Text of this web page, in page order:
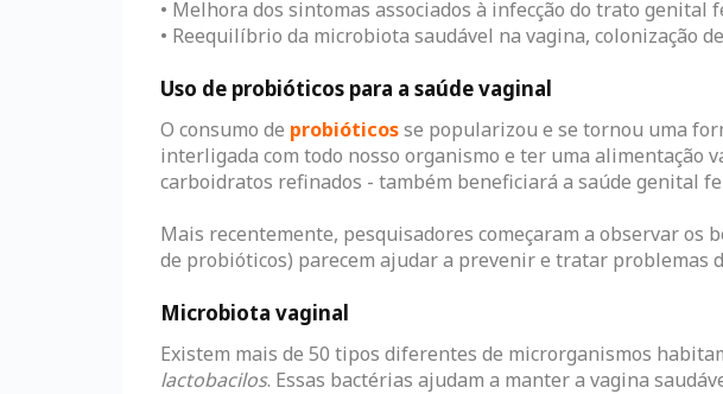
• Melhora dos sintomas associados à infecção do trato genital
• Reequilíbrio da microbiota saudável na vagina, colonização
Uso de probióticos para a saúde vaginal
O consumo de probióticosse popularizou e se tornou uma
interligada com todo nosso organismo e ter uma alimentação
carboidratos refinados - também beneficiará a saúde genital
Mais recentemente, pesquisadores começaram a observar
de probióticos) parecem ajudar a prevenir e tratar problemas
Microbiota vaginal
Existem mais de 50 tipos diferentes de microrganismos
lactobacilos. Essas bactérias ajudam a manter a vagina